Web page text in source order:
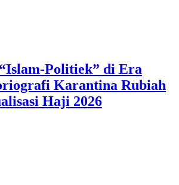
Politiek” di Era
Karantina Rubiah
Haji 2026